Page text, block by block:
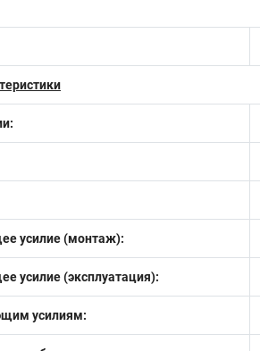
усилие (монтаж):
усилие (эксплуатация):
усилиям: